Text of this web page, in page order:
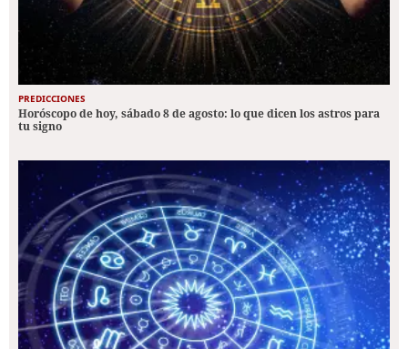
PREDICCIONES
Horóscopo de hoy, sábado 8 de agosto: lo que dicen los astros para
tu signo